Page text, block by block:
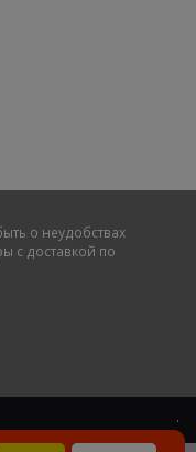
о неудобствах
с доставкой по
.